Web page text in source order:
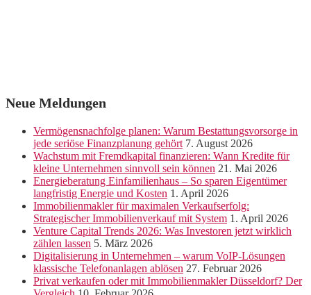
Neue Meldungen
Vermögensnachfolge planen: Warum Bestattungsvorsorge in
jede seriöse Finanzplanung gehört 7. August 2026
Wachstum mit Fremdkapital finanzieren: Wann Kredite für
kleine Unternehmen sinnvoll sein können 21. Mai 2026
Energieberatung Einfamilienhaus – So sparen Eigentümer
langfristig Energie und Kosten 1. April 2026
Immobilienmakler für maximalen Verkaufserfolg:
Strategischer Immobilienverkauf mit System 1. April 2026
Venture Capital Trends 2026: Was Investoren jetzt wirklich
zählen lassen 5. März 2026
Digitalisierung in Unternehmen – warum VoIP-Lösungen
klassische Telefonanlagen ablösen 27. Februar 2026
Privat verkaufen oder mit Immobilienmakler Düsseldorf? Der